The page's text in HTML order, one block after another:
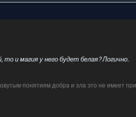
и магия у него будет белая? Логично.
понятиям добра и зла это не имеет